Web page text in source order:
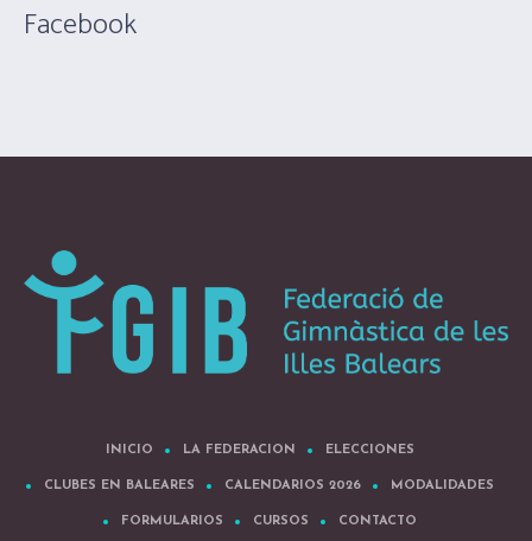
Facebook
INICIO LA FEDERACION ELECCIONES
CLUBES EN BALEARES CALENDARIOS 2026 MODALIDADES
FORMULARIOS CURSOS CONTACTO